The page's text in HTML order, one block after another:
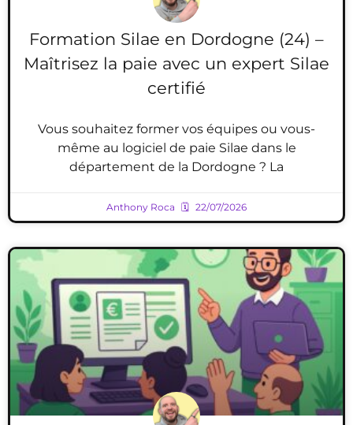
Formation Silae en Dordogne (24) –
Maîtrisez la paie avec un expert Silae
certifié
Vous souhaitez former vos équipes ou vous-
même au logiciel de paie Silae dans le
département de la Dordogne ? La
Anthony Roca 22/07/2026